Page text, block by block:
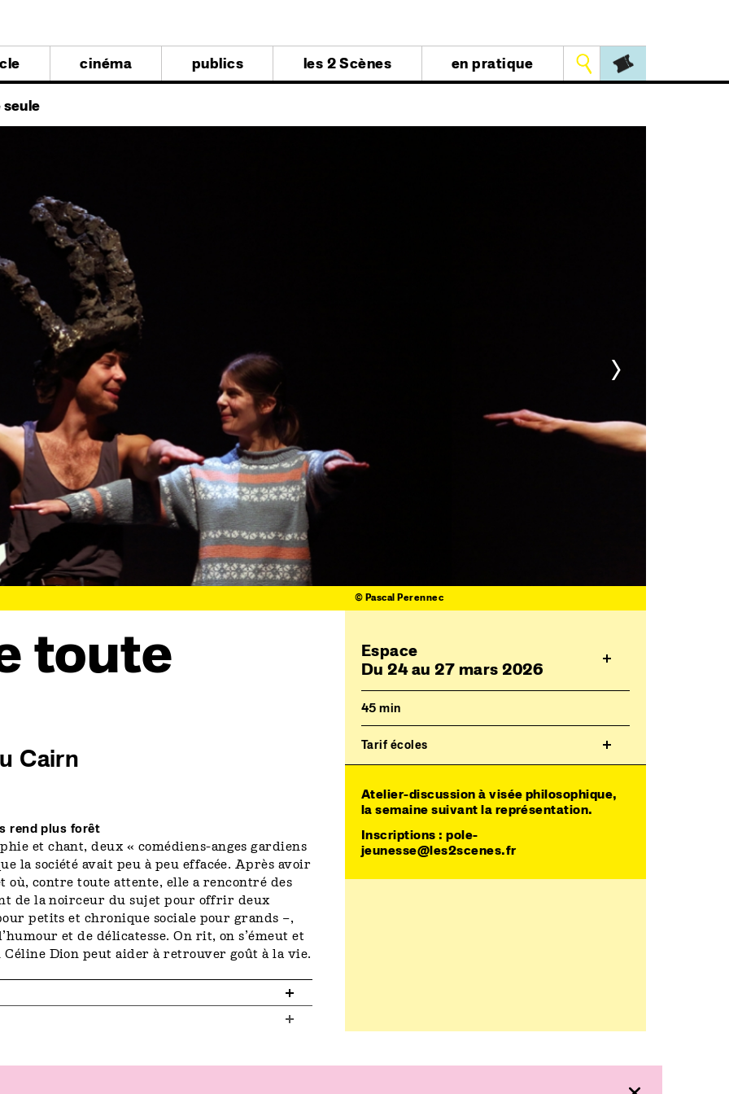
cinéma publics les 2 Scènes en pratique Outils
© Pascal Perennec
>
toute
Cairn
rend plus forêt
et chant, deux « comédiens-anges gardiens
la société avait peu à peu effacée. Après avoir
où, contre toute attente, elle a rencontré des
de la noirceur du sujet pour offrir deux
petits et chronique sociale pour grands –,
et de délicatesse. On rit, on s’émeut et
Céline Dion peut aider à retrouver goût à la vie.
Espace
Du 24 au 27 mars 2026
45 min
Tarif écoles
Atelier-discussion à visée philosophique,
la semaine suivant la représentation.
Inscriptions :pole-
jeunesse@les2scenes.fr